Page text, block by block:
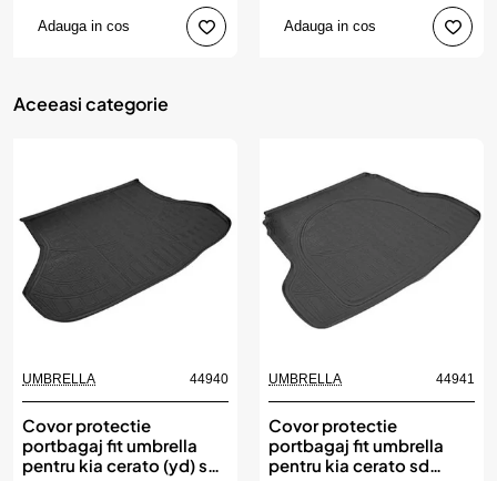
Adauga in cos Adauga in cos
Aceeasi categorie
UMBRELLA 44940
Covor protectie
portbagaj fit umbrella
pentru kia cerato (yd) sd
UMBRELLA 44941
Covor protectie
portbagaj fit umbrella
pentru kia cerato sd